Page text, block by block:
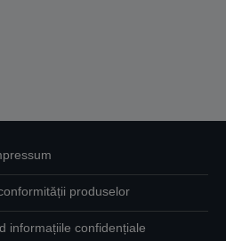
produselor
informațiile confidențiale